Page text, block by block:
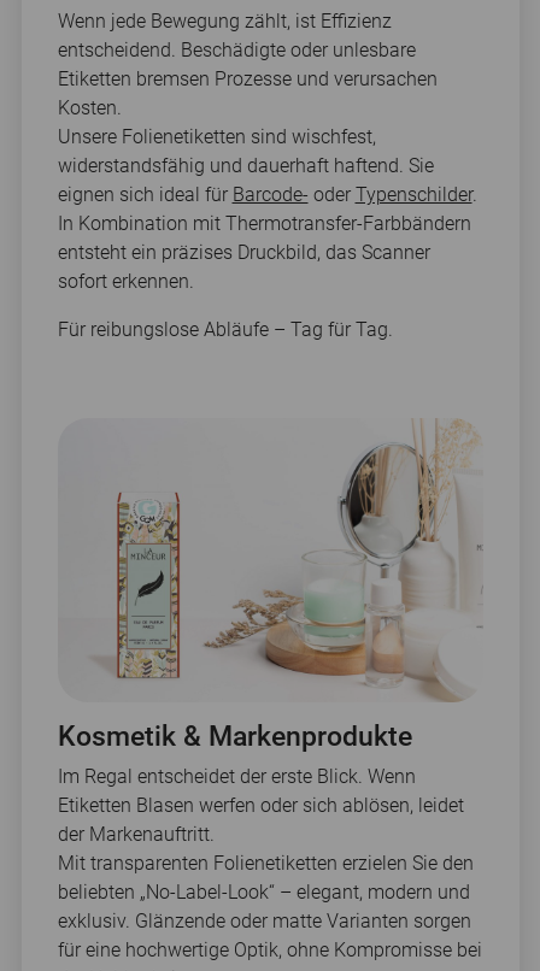
Wenn jede Bewegung zählt, ist Effizienz
entscheidend. Beschädigte oder unlesbare
Etiketten bremsen Prozesse und verursachen
Kosten.
Unsere Folienetiketten sind wischfest,
widerstandsfähig und dauerhaft haftend. Sie
eignen sich ideal für Barcode- oder Typenschilder.
In Kombination mit Thermotransfer-Farbbändern
entsteht ein präzises Druckbild, das Scanner
sofort erkennen.
Für reibungslose Abläufe – Tag für Tag.
Kosmetik & Markenprodukte
Im Regal entscheidet der erste Blick. Wenn
Etiketten Blasen werfen oder sich ablösen, leidet
der Markenauftritt.
Mit transparenten Folienetiketten erzielen Sie den
beliebten „No-Label-Look“ – elegant, modern und
exklusiv. Glänzende oder matte Varianten sorgen
für eine hochwertige Optik, ohne Kompromisse bei